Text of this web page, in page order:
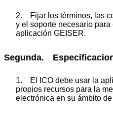
2. Fijar los términos, las
y el soporte necesario
aplicación GEISER.
Segunda.
1. El ICO debe usar la
propios recursos para la
electrónica en su ámbito